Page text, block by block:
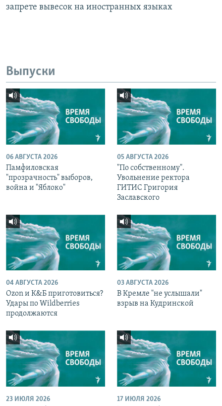
запрете вывесок на иностранных языках
Выпуски
06 АВГУСТА 2026
Памфиловская
"прозрачность" выборов,
война и "Яблоко"
05 АВГУСТА 2026
"По собственному".
Увольнение ректора
ГИТИС Григория
Заславского
04 АВГУСТА 2026
Ozon и К&Б приготовиться?
Удары по Wildberries
продолжаются
03 АВГУСТА 2026
В Кремле "не услышали"
взрыв на Кудринской
23 ИЮЛЯ 2026 17 ИЮЛЯ 2026